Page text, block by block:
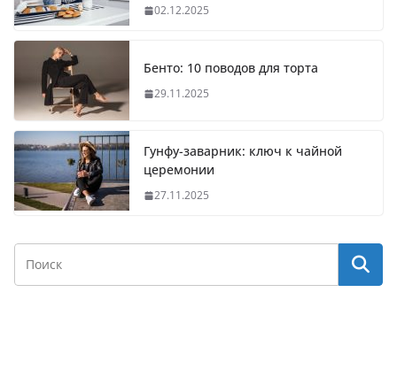
02.12.2025
Бенто: 10 поводов для торта
29.11.2025
Гунфу-заварник: ключ к чайной
церемонии
27.11.2025